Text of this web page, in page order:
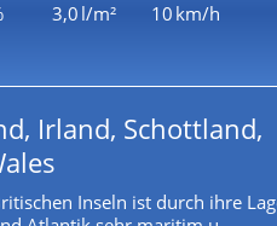
3,0 l/m²
10 km/h
Irland, Schottland,
Inseln ist durch ihre